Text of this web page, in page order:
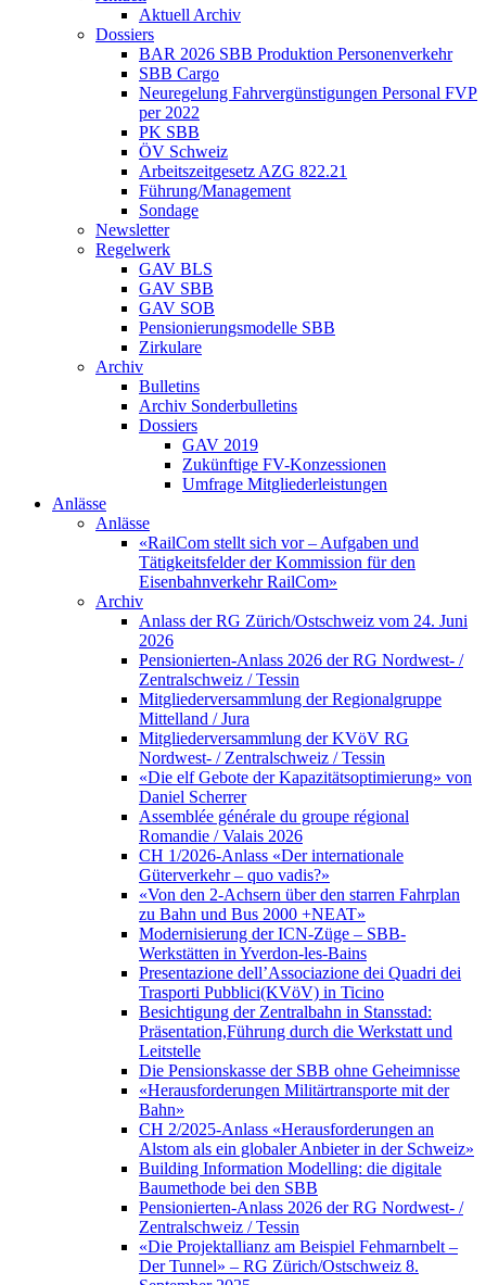
Aktuell Archiv
Dossiers
BAR 2026 SBB Produktion Personenverkehr
SBB Cargo
Neuregelung Fahrvergünstigungen Personal FVP
per 2022
PK SBB
ÖV Schweiz
Arbeitszeitgesetz AZG 822.21
Führung/Management
Sondage
Newsletter
Regelwerk
GAV BLS
GAV SBB
GAV SOB
Pensionierungsmodelle SBB
Zirkulare
Archiv
Bulletins
Archiv Sonderbulletins
Dossiers
GAV 2019
Zukünftige FV-Konzessionen
Umfrage Mitgliederleistungen
Anlässe
Anlässe
«RailCom stellt sich vor – Aufgaben und
Tätigkeitsfelder der Kommission für den
Eisenbahnverkehr RailCom»
Archiv
Anlass der RG Zürich/Ostschweiz vom 24. Juni
2026
Pensionierten-Anlass 2026 der RG Nordwest- /
Zentralschweiz / Tessin
Mitgliederversammlung der Regionalgruppe
Mittelland / Jura
Mitgliederversammlung der KVöV RG
Nordwest- / Zentralschweiz / Tessin
«Die elf Gebote der Kapazitätsoptimierung» von
Daniel Scherrer
Assemblée générale du groupe régional
Romandie / Valais 2026
CH 1/2026-Anlass «Der internationale
Güterverkehr – quo vadis?»
«Von den 2-Achsern über den starren Fahrplan
zu Bahn und Bus 2000 +NEAT»
Modernisierung der ICN-Züge – SBB-
Werkstätten in Yverdon-les-Bains
Presentazione dell’Associazione dei Quadri dei
Trasporti Pubblici(KVöV) in Ticino
Besichtigung der Zentralbahn in Stansstad:
Präsentation,Führung durch die Werkstatt und
Leitstelle
Die Pensionskasse der SBB ohne Geheimnisse
«Herausforderungen Militärtransporte mit der
Bahn»
CH 2/2025-Anlass «Herausforderungen an
Alstom als ein globaler Anbieter in der Schweiz»
Building Information Modelling: die digitale
Baumethode bei den SBB
Pensionierten-Anlass 2026 der RG Nordwest- /
Zentralschweiz / Tessin
«Die Projektallianz am Beispiel Fehmarnbelt –
Der Tunnel» – RG Zürich/Ostschweiz 8.